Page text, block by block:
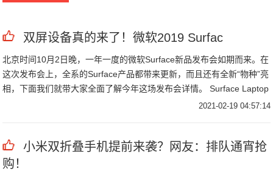
双屏设备真的来了！微软2019 Surfac
北京时间10月2日晚，一年一度的微软Surface新品发布会如期而来。在
这次发布会上，全系的Surface产品都带来更新，而且还有全新“物种”亮
相，下面我们就带大家全面了解今年这场发布会详情。 Surface Laptop
2021-02-19 04:57:14
小米双折叠手机提前来袭？网友：排队通宵抢
购！